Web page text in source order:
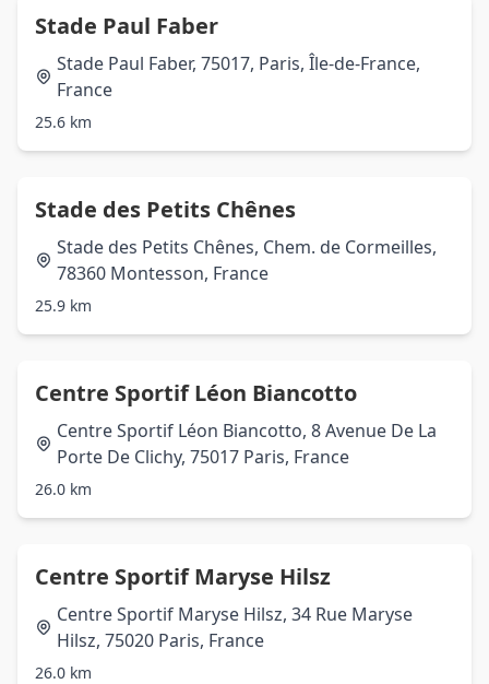
Stade Paul Faber
Stade Paul Faber, 75017, Paris, Île-de-France,
France
25.6 km
Stade des Petits Chênes
Stade des Petits Chênes, Chem. de Cormeilles,
78360 Montesson, France
25.9 km
Centre Sportif Léon Biancotto
Centre Sportif Léon Biancotto, 8 Avenue De La
Porte De Clichy, 75017 Paris, France
26.0 km
Centre Sportif Maryse Hilsz
Centre Sportif Maryse Hilsz, 34 Rue Maryse
Hilsz, 75020 Paris, France
26.0 km